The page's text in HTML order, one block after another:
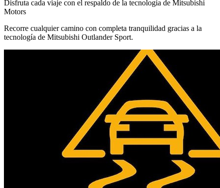
Disfruta cada viaje con el respaldo de la tecnología de Mitsubishi
Motors
Recorre cualquier camino con completa tranquilidad gracias a la
tecnología de Mitsubishi Outlander Sport.